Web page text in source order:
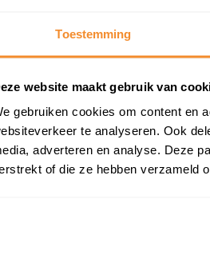
Toestemming
website maakt gebruik van
gebruiken cookies om content en
te analyseren. Ook
adverteren en analyse. Deze
of die ze hebben verzameld
woningen in de
Huisnr.
51